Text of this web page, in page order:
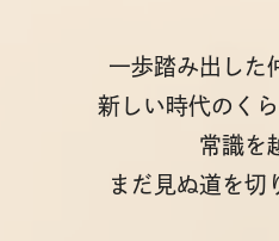
一歩踏み出した
新しい時代のく
常識を
まだ見ぬ道を切